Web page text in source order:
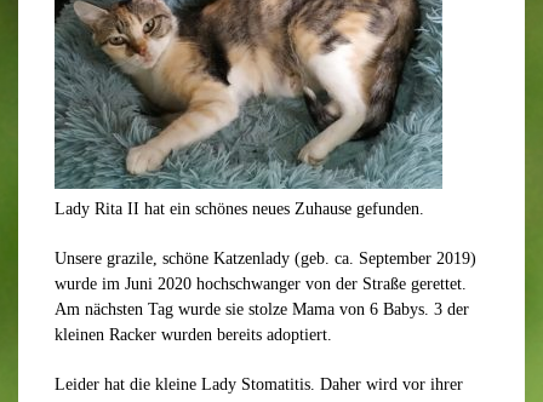
Lady Rita II hat ein schönes neues Zuhause gefunden.
Unsere grazile, schöne Katzenlady (geb. ca. September 2019)
wurde im Juni 2020 hochschwanger von der Straße gerettet.
Am nächsten Tag wurde sie stolze Mama von 6 Babys. 3 der
kleinen Racker wurden bereits adoptiert.
Leider hat die kleine Lady Stomatitis. Daher wird vor ihrer